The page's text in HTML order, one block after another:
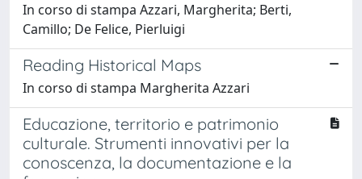
In corso di stampa Azzari, Margherita; Berti,
Camillo; De Felice, Pierluigi
Reading Historical Maps
In corso di stampa Margherita Azzari
Educazione, territorio e patrimonio
culturale. Strumenti innovativi per la
conoscenza, la documentazione e la